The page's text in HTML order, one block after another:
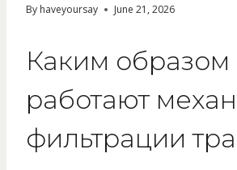
By haveyoursay June 21, 2026
Каким образом
работают
фильтрации